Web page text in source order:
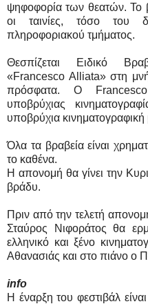
ψηφοφορία των θεατών. Το
οι ταινίες, τόσο του
πληροφοριακού τμήματος.
Θεσπίζεται Ειδικό
«Francesco Alliata» στη
πρόσφατα. Ο
υποβρύχιας
υποβρύχια
Όλα τα βραβεία είναι
το καθένα.
H απονομή θα γίνει την
βράδυ.
Πριν από την τελετή
Σταύρος Νιφοράτος θα
ελληνικό και ξένο
Αθανασιάς και στο πιάνο ο
info
Η έναρξη του φεστιβάλ